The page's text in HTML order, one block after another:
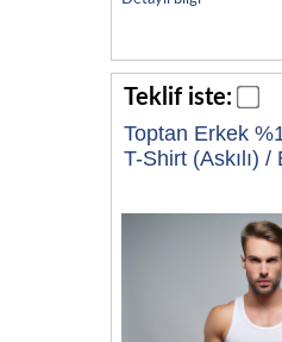
Teklif iste:
Toptan Erkek
T-Shirt (Askılı) /